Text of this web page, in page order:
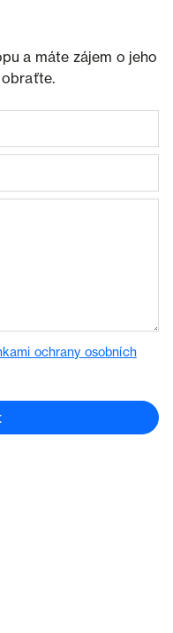
a máte zájem o jeho
ochrany osobních